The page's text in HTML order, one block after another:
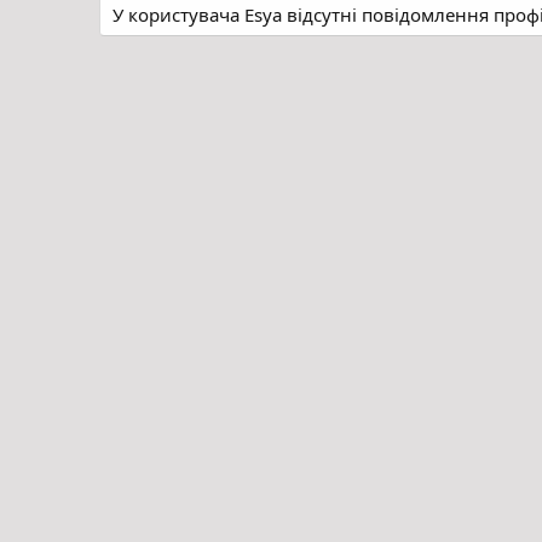
У користувача Esya відсутні повідомлення